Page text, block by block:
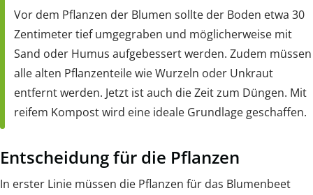
Vor dem Pflanzen der Blumen sollte der Boden etwa 30
Zentimeter tief umgegraben und möglicherweise mit
Sand oder Humus aufgebessert werden. Zudem müssen
alle alten Pflanzenteile wie Wurzeln oder Unkraut
entfernt werden. Jetzt ist auch die Zeit zum Düngen. Mit
reifem Kompost wird eine ideale Grundlage geschaffen.
Entscheidung für die Pflanzen
In erster Linie müssen die Pflanzen für das Blumenbeet